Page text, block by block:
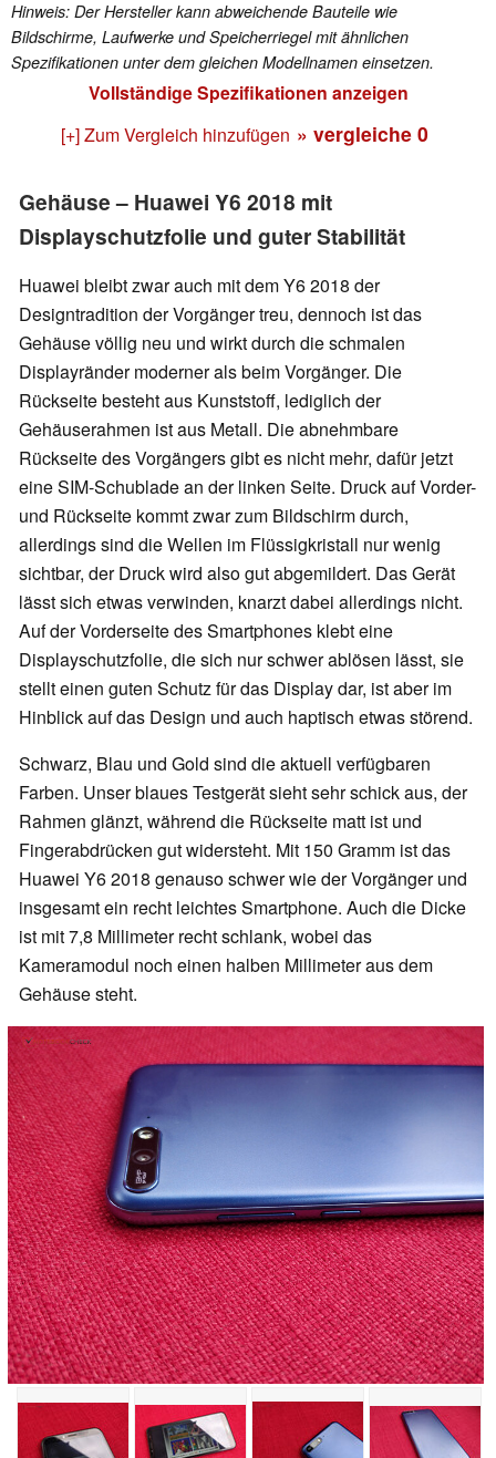
Hinweis: Der Hersteller kann abweichende Bauteile wie
Bildschirme, Laufwerke und Speicherriegel mit ähnlichen
Spezifikationen unter dem gleichen Modellnamen einsetzen.
Vollständige Spezifikationen anzeigen
[+] Zum Vergleich hinzufügen » vergleiche 0
Gehäuse – Huawei Y6 2018 mit
Displayschutzfolie und guter Stabilität
Huawei bleibt zwar auch mit dem Y6 2018 der
Designtradition der Vorgänger treu, dennoch ist das
Gehäuse völlig neu und wirkt durch die schmalen
Displayränder moderner als beim Vorgänger. Die
Rückseite besteht aus Kunststoff, lediglich der
Gehäuserahmen ist aus Metall. Die abnehmbare
Rückseite des Vorgängers gibt es nicht mehr, dafür jetzt
eine SIM-Schublade an der linken Seite. Druck auf Vorder-
und Rückseite kommt zwar zum Bildschirm durch,
allerdings sind die Wellen im Flüssigkristall nur wenig
sichtbar, der Druck wird also gut abgemildert. Das Gerät
lässt sich etwas verwinden, knarzt dabei allerdings nicht.
Auf der Vorderseite des Smartphones klebt eine
Displayschutzfolie, die sich nur schwer ablösen lässt, sie
stellt einen guten Schutz für das Display dar, ist aber im
Hinblick auf das Design und auch haptisch etwas störend.
Schwarz, Blau und Gold sind die aktuell verfügbaren
Farben. Unser blaues Testgerät sieht sehr schick aus, der
Rahmen glänzt, während die Rückseite matt ist und
Fingerabdrücken gut widersteht. Mit 150 Gramm ist das
Huawei Y6 2018 genauso schwer wie der Vorgänger und
insgesamt ein recht leichtes Smartphone. Auch die Dicke
ist mit 7,8 Millimeter recht schlank, wobei das
Kameramodul noch einen halben Millimeter aus dem
Gehäuse steht.